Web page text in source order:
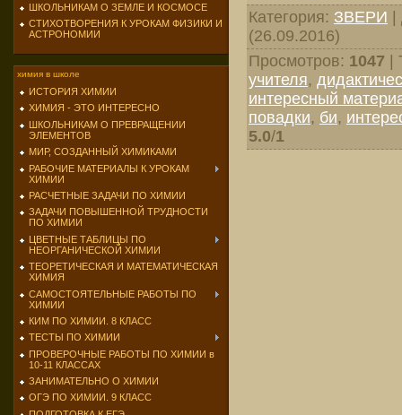
ШКОЛЬНИКАМ О ЗЕМЛЕ И КОСМОСЕ
СТИХОТВОРЕНИЯ К УРОКАМ ФИЗИКИ И
АСТРОНОМИИ
химия в школе
ИСТОРИЯ ХИМИИ
ХИМИЯ - ЭТО ИНТЕРЕСНО
ШКОЛЬНИКАМ О ПРЕВРАЩЕНИИ
ЭЛЕМЕНТОВ
МИР, СОЗДАННЫЙ ХИМИКАМИ
РАБОЧИЕ МАТЕРИАЛЫ К УРОКАМ
ХИМИИ
РАСЧЕТНЫЕ ЗАДАЧИ ПО ХИМИИ
ЗАДАЧИ ПОВЫШЕННОЙ ТРУДНОСТИ
ПО ХИМИИ
ЦВЕТНЫЕ ТАБЛИЦЫ ПО
НЕОРГАНИЧЕСКОЙ ХИМИИ
ТЕОРЕТИЧЕСКАЯ И МАТЕМАТИЧЕСКАЯ
ХИМИЯ
САМОСТОЯТЕЛЬНЫЕ РАБОТЫ ПО
ХИМИИ
КИМ ПО ХИМИИ. 8 КЛАСС
ТЕСТЫ ПО ХИМИИ
ПРОВЕРОЧНЫЕ РАБОТЫ ПО ХИМИИ в
10-11 КЛАССАХ
ЗАНИМАТЕЛЬНО О ХИМИИ
ОГЭ ПО ХИМИИ. 9 КЛАСС
Категория: ЗВЕРИ |
(26.09.2016)
Просмотров: 1047 |
учителя,
интересный
повадки, би,
5.0/1